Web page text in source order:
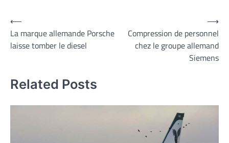
Navigation
de
l’article
⟵
La marque allemande Porsche
laisse tomber le diesel
Compression de personnel
chez le groupe allemand
Siemens
⟶
Related Posts